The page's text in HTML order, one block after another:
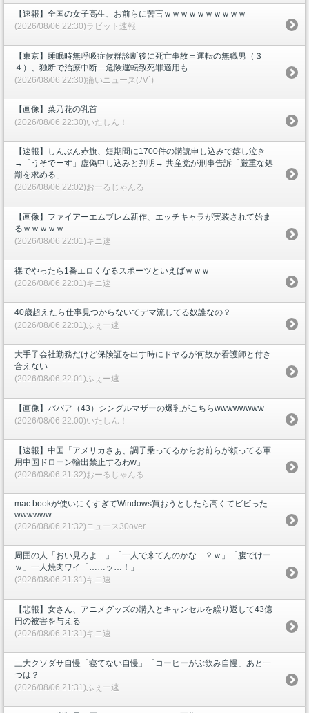
【速報】全国の女子高生、お前らに苦言ｗｗｗｗｗｗｗｗｗｗ
(2026/08/06 22:30)ラビット速報
【東京】睡眠時無呼吸症候群診断後に死亡事故＝運転の無職男（３
４）、独断で治療中断―危険運転致死罪適用も
(2026/08/06 22:30)痛いニュース(ﾉ∀`)
【画像】菜乃花の乳首
(2026/08/06 22:30)いたしん！
【速報】しんぶん赤旗、短期間に1700件の購読申し込みで嬉し泣き
→「うそでーす」虚偽申し込みと判明→ 共産党が刑事告訴「厳重な処
罰を求める」
(2026/08/06 22:02)おーるじゃんる
【画像】ファイアーエムブレム新作、エッチキャラが実装されて始ま
るｗｗｗｗｗ
(2026/08/06 22:01)キニ速
裸でやったら1番エロくなるスポーツといえばｗｗｗ
(2026/08/06 22:01)キニ速
40歳超えたら仕事見つからないてデマ流してる奴誰なの？
(2026/08/06 22:01)ふぇー速
大手子会社勤務だけど保険証を出す時にドヤるが何故か看護師と付き
合えない
(2026/08/06 22:01)ふぇー速
【画像】ババア（43）シングルマザーの爆乳がこちらwwwwwwww
(2026/08/06 22:00)いたしん！
【速報】中国「アメリカさぁ、調子乗ってるからお前らが頼ってる軍
用中国ドローン輸出禁止するわw」
(2026/08/06 21:32)おーるじゃんる
mac bookが使いにくすぎてWindows買おうとしたら高くてビビった
wwwwww
(2026/08/06 21:32)ニュース30over
周囲の人「おい見ろよ…」「一人で来てんのかな…？ｗ」「腹でけー
ｗ」一人焼肉ワイ「……ッ…！」
(2026/08/06 21:31)キニ速
【悲報】女さん、アニメグッズの購入とキャンセルを繰り返して43億
円の被害を与える
(2026/08/06 21:31)キニ速
三大クソダサ自慢「寝てない自慢」「コーヒーがぶ飲み自慢」あと一
つは？
(2026/08/06 21:31)ふぇー速